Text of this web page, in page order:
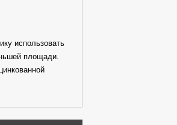
использовать
площади.